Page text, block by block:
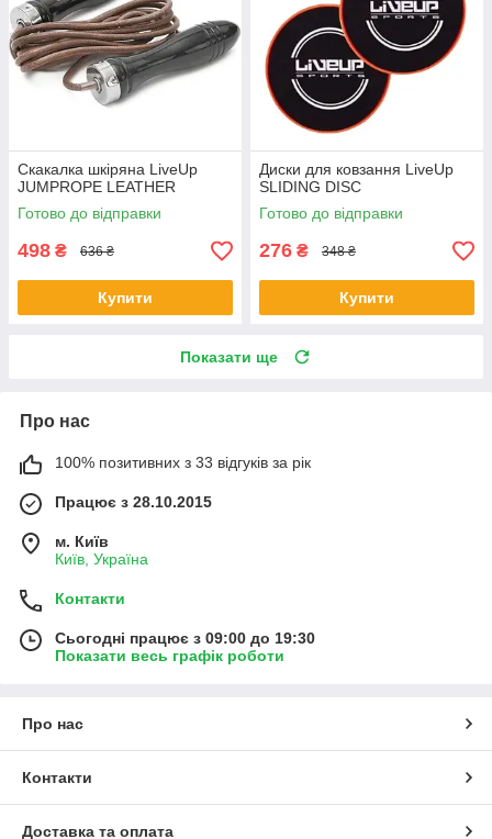
Скакалка шкіряна LiveUp
JUMPROPE LEATHER
Готово до відправки
498 ₴ 636 ₴
Купити
Диски для ковзання LiveUp
SLIDING DISC
Готово до відправки
276 ₴ 348 ₴
Купити
Показати ще
Про нас
100% позитивних з 33 відгуків за рік
Працює з 28.10.2015
м. Київ
Київ, Україна
Контакти
Сьогодні працює з 09:00 до 19:30
Показати весь графік роботи
Про нас
Контакти
Доставка та оплата